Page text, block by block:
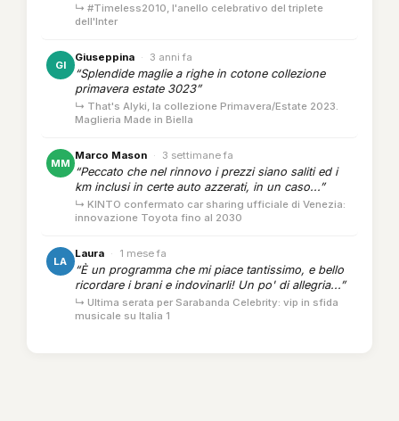
↳ #Timeless2010, l'anello celebrativo del triplete
dell'Inter
GI
Giuseppina · 3 anni fa
“Splendide maglie a righe in cotone collezione
primavera estate 3023”
↳ That's Alyki, la collezione Primavera/Estate 2023.
Maglieria Made in Biella
MM
Marco Mason · 3 settimane fa
“Peccato che nel rinnovo i prezzi siano saliti ed i
km inclusi in certe auto azzerati, in un caso...”
↳ KINTO confermato car sharing ufficiale di Venezia:
innovazione Toyota fino al 2030
LA
Laura · 1 mese fa
“È un programma che mi piace tantissimo, e bello
ricordare i brani e indovinarli! Un po' di allegria...”
↳ Ultima serata per Sarabanda Celebrity: vip in sfida
musicale su Italia 1